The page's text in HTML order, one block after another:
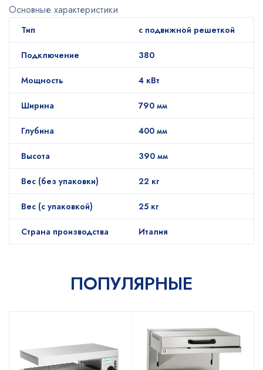
Основные характеристики
Тип с подвижной решеткой
Подключение 380
Мощность 4 кВт
Ширина 790 мм
Глубина 400 мм
Высота 390 мм
Вес (без упаковки) 22 кг
Вес (с упаковкой) 25 кг
Страна производства Италия
ПОПУЛЯРНЫЕ